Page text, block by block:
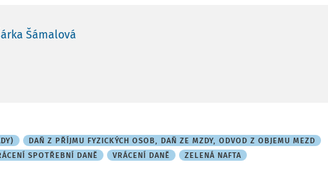
Šámalová
DAŇ Z PŘÍJMU FYZICKÝCH OSOB, DAŇ ZE MZDY, ODVOD Z OBJEMU MEZD
SPOTŘEBNÍ DANĚ VRÁCENÍ DANĚ ZELENÁ NAFTA